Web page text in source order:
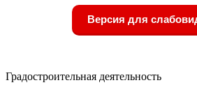
Версия для
Градостроительная деятельность